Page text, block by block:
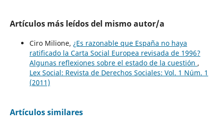
Artículos más leídos del mismo autor/a
Ciro Milione, ¿Es razonable que España no haya
ratificado la Carta Social Europea revisada de 1996?
Algunas reflexiones sobre el estado de la cuestión ,
Lex Social: Revista de Derechos Sociales: Vol. 1 Núm. 1
(2011)
Artículos similares